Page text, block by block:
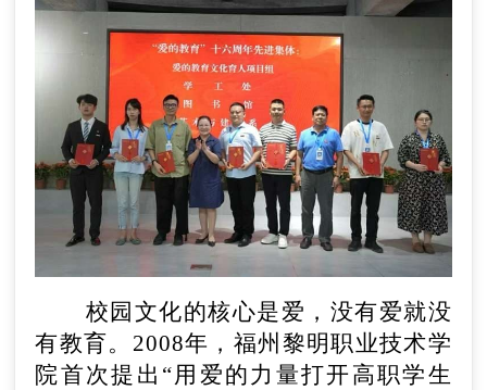
校园文化的核心是爱，没有爱就没
有教育。 2008年，福州黎明职业技术学
院首次提出“用爱的力量打开高职学生